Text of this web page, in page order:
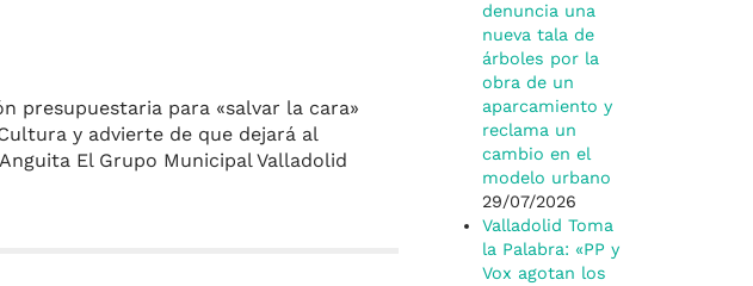
presupuestaria para «salvar la cara»
y advierte de que dejará al
El Grupo Municipal Valladolid
denuncia una
nueva tala de
árboles por la
obra de un
aparcamiento y
reclama un
cambio en el
modelo urbano
29/07/2026
Valladolid Toma
la Palabra: «PP y
Vox agotan los